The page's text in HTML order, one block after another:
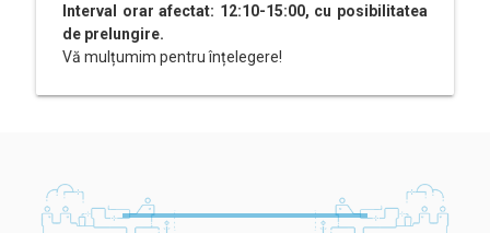
Interval orar afectat: 12:10-15:00, cu posibilitatea
de prelungire.
Vă mulțumim pentru înțelegere!